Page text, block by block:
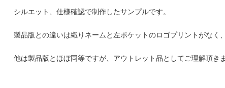
シルエット、仕様確認で制作したサンプルです。
製品版との違いは織りネームと左ポケットのロゴプリントがなく
他は製品版とほぼ同等ですが、アウトレット品としてご理解頂き